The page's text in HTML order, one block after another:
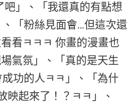
吧」、「我還真的有點想
「粉絲見面會…但這次還
看ㅋㅋㅋ 你畫的漫畫也
氣氛」、「真的是天生
功的人ㅋㅋ」、「為什
映起來了！？ㅋㅋ」、